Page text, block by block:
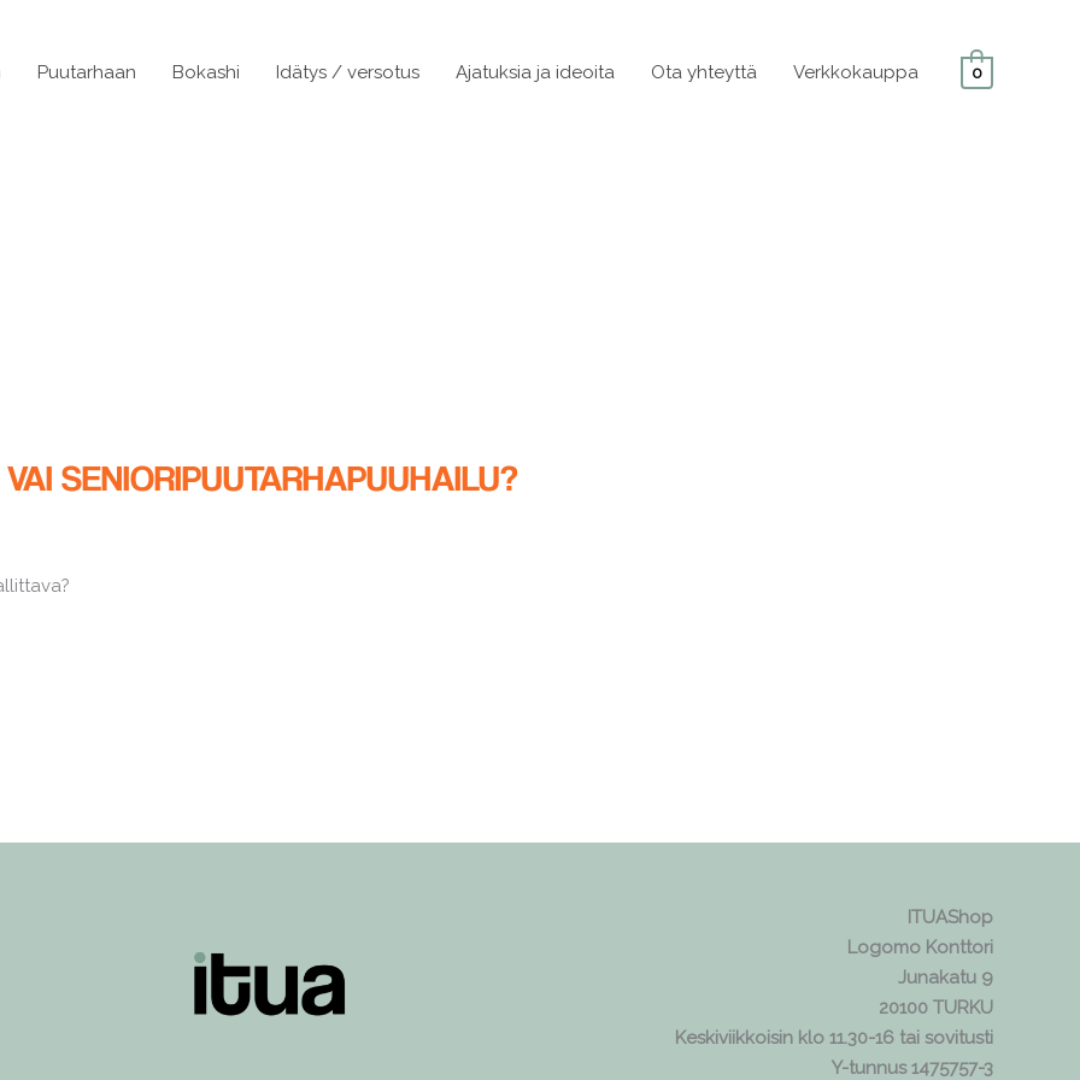
Puutarhaan Bokashi Idätys / versotus Ajatuksia ja ideoita Ota yhteyttä Verkkokauppa 0
SENIORIPUUTARHAPUUHAILU?
ITUAShop
Logomo Konttori
Junakatu 9
20100 TURKU
Keskiviikkoisin klo 11.30-16 tai sovitusti
Y-tunnus 1475757-3